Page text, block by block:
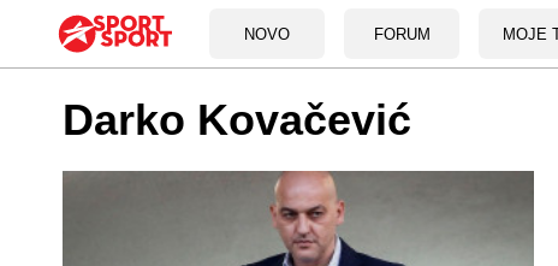
NOVO FORUM MOJE
Darko Kovačević